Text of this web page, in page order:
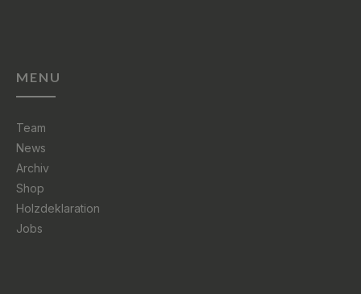
MENU
Team
News
Archiv
Shop
Holzdeklaration
Jobs